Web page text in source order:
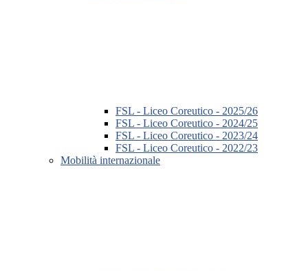
FSL - Liceo Coreutico - 2025/26
FSL - Liceo Coreutico - 2024/25
FSL - Liceo Coreutico - 2023/24
FSL - Liceo Coreutico - 2022/23
Mobilità internazionale